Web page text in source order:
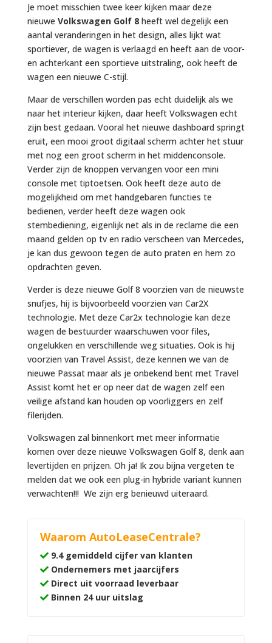
Je moet misschien twee keer kijken maar deze
nieuwe Volkswagen Golf 8heeft wel degelijk een
aantal veranderingen in het design, alles lijkt wat
sportiever, de wagen is verlaagd en heeft aan de voor-
en achterkant een sportieve uitstraling, ook heeft de
wagen een nieuwe C-stijl.
Maar de verschillen worden pas echt duidelijk als we
naar het interieur kijken, daar heeft Volkswagen echt
zijn best gedaan. Vooral het nieuwe dashboard springt
eruit, een mooi groot digitaal scherm achter het stuur
met nog een groot scherm in het middenconsole.
Verder zijn de knoppen vervangen voor een mini
console met tiptoetsen. Ook heeft deze auto de
mogelijkheid om met handgebaren functies te
bedienen, verder heeft deze wagen ook
stembediening, eigenlijk net als in de reclame die een
maand gelden op tv en radio verscheen van Mercedes,
je kan dus gewoon tegen de auto praten en hem zo
opdrachten geven.
Verder is deze nieuwe Golf 8 voorzien van de nieuwste
snufjes, hij is bijvoorbeeld voorzien van Car2X
technologie. Met deze Car2x technologie kan deze
wagen de bestuurder waarschuwen voor files,
ongelukken en verschillende weg situaties. Ook is hij
voorzien van Travel Assist, deze kennen we van de
nieuwe Passat maar als je onbekend bent met Travel
Assist komt het er op neer dat de wagen zelf een
veilige afstand kan houden op voorliggers en zelf
filerijden.
Volkswagen zal binnenkort met meer informatie
komen over deze nieuwe Volkswagen Golf 8, denk aan
levertijden en prijzen. Oh ja! Ik zou bijna vergeten te
melden dat we ook een plug-in hybride variant kunnen
verwachten!!! We zijn erg benieuwd uiteraard.
Waarom AutoLeaseCentrale?
9.4 gemiddeld cijfer van klanten
Ondernemers met jaarcijfers
Direct uit voorraad leverbaar
Binnen 24 uur uitslag